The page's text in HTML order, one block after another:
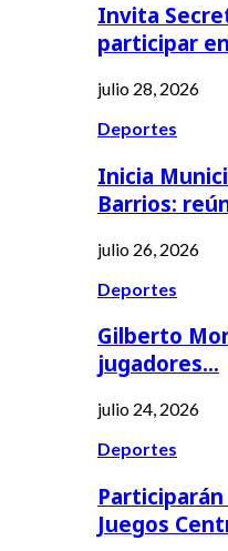
Invita
participar
julio 28, 2026
Deportes
Inicia
Barrios:
julio 26, 2026
Deportes
Gilberto
jugadores…
julio 24, 2026
Deportes
Juegos